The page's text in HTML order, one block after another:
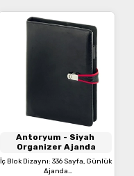
Antoryum - Siyah
Organizer Ajanda
İç Blok Dizaynı: 336 Sayfa, Günlük
Ajanda